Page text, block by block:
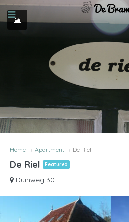
Home Apartment De Riel
De Riel Featured
Duinweg 30